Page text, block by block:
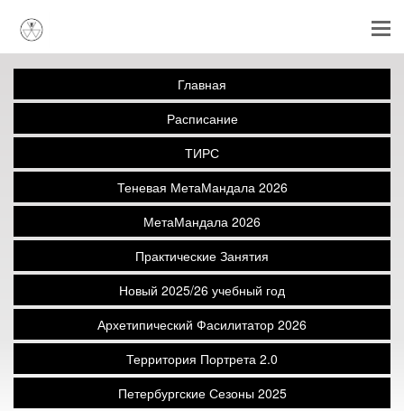
Главная
Расписание
ТИРС
Теневая МетаМандала 2026
МетаМандала 2026
Практические Занятия
Новый 2025/26 учебный год
Архетипический Фасилитатор 2026
Территория Портрета 2.0
Петербургские Сезоны 2025